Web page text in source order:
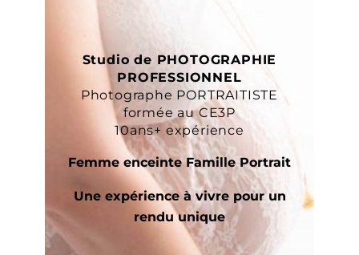
Studio de PHOTOGRAPHIE
PROFESSIONNEL
Photographe PORTRAITISTE
formée au CE3P
10ans+ expérience
Femme enceinte Famille Portrait
Une expérience à vivre pour un
rendu unique